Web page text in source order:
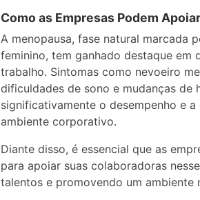
Como as Empresas Podem
A menopausa, fase natural marcada
feminino, tem ganhado destaque em
trabalho. Sintomas como nevoeiro
dificuldades de sono e mudanças de
significativamente o desempenho e
ambiente corporativo.
Diante disso, é essencial que as
para apoiar suas colaboradoras
talentos e promovendo um ambiente